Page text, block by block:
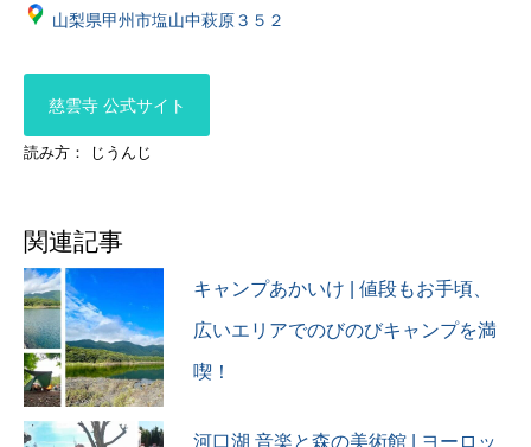
#tokyocameraclub
#japan_right_now
#sorakataphoto #アトリー
チで応援
#甲州市
#夕焼け空
#flowers
山梨県甲州市塩山中萩原３５２
慈雲寺 公式サイト
読み方： じうんじ
関連記事
キャンプあかいけ | 値段もお手頃、
広いエリアでのびのびキャンプを満
喫！
河口湖 音楽と森の美術館 | ヨーロッ